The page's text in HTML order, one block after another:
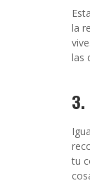
la
las
tu